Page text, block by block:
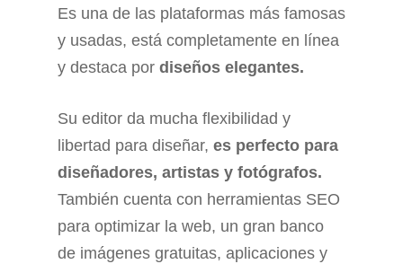
Es una de las plataformas más famosas
y usadas, está completamente en línea
y destaca por diseños elegantes.
Su editor da mucha flexibilidad y
libertad para diseñar, es perfecto para
diseñadores, artistas y fotógrafos.
También cuenta con herramientas SEO
para optimizar la web, un gran banco
de imágenes gratuitas, aplicaciones y